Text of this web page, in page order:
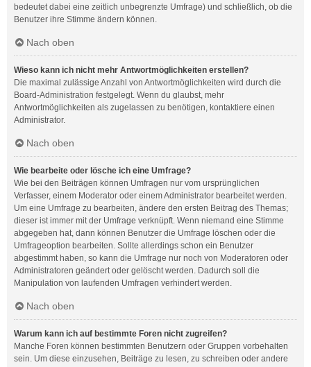
bedeutet dabei eine zeitlich unbegrenzte Umfrage) und schließlich, ob die
Benutzer ihre Stimme ändern können.
Nach oben
Wieso kann ich nicht mehr Antwortmöglichkeiten erstellen?
Die maximal zulässige Anzahl von Antwortmöglichkeiten wird durch die
Board-Administration festgelegt. Wenn du glaubst, mehr
Antwortmöglichkeiten als zugelassen zu benötigen, kontaktiere einen
Administrator.
Nach oben
Wie bearbeite oder lösche ich eine Umfrage?
Wie bei den Beiträgen können Umfragen nur vom ursprünglichen
Verfasser, einem Moderator oder einem Administrator bearbeitet werden.
Um eine Umfrage zu bearbeiten, ändere den ersten Beitrag des Themas;
dieser ist immer mit der Umfrage verknüpft. Wenn niemand eine Stimme
abgegeben hat, dann können Benutzer die Umfrage löschen oder die
Umfrageoption bearbeiten. Sollte allerdings schon ein Benutzer
abgestimmt haben, so kann die Umfrage nur noch von Moderatoren oder
Administratoren geändert oder gelöscht werden. Dadurch soll die
Manipulation von laufenden Umfragen verhindert werden.
Nach oben
Warum kann ich auf bestimmte Foren nicht zugreifen?
Manche Foren können bestimmten Benutzern oder Gruppen vorbehalten
sein. Um diese einzusehen, Beiträge zu lesen, zu schreiben oder andere